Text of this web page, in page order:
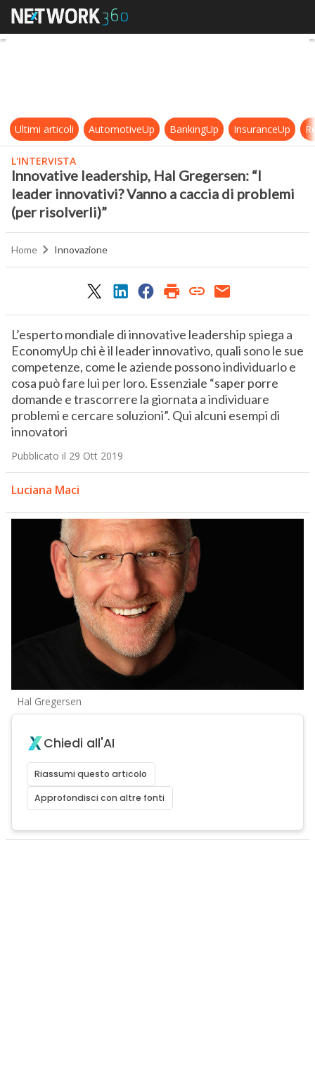
Innovative leadership, Hal
Ultimi articoli AutomotiveUp BankingUp InsuranceUp
L'INTERVISTA
Innovative leadership, Hal Gregersen: “I
leader innovativi? Vanno a caccia di problemi
(per risolverli)”
Home Innovazione
L’esperto mondiale di innovative leadership spiega a
EconomyUp chi è il leader innovativo, quali sono le sue
competenze, come le aziende possono individuarlo e
cosa può fare lui per loro. Essenziale “saper porre
domande e trascorrere la giornata a individuare
problemi e cercare soluzioni”. Qui alcuni esempi di
innovatori
Pubblicato il 29 Ott 2019
Luciana Maci
Hal Gregersen
Chiedi all'AI
Riassumi questo articolo
Approfondisci con altre fonti